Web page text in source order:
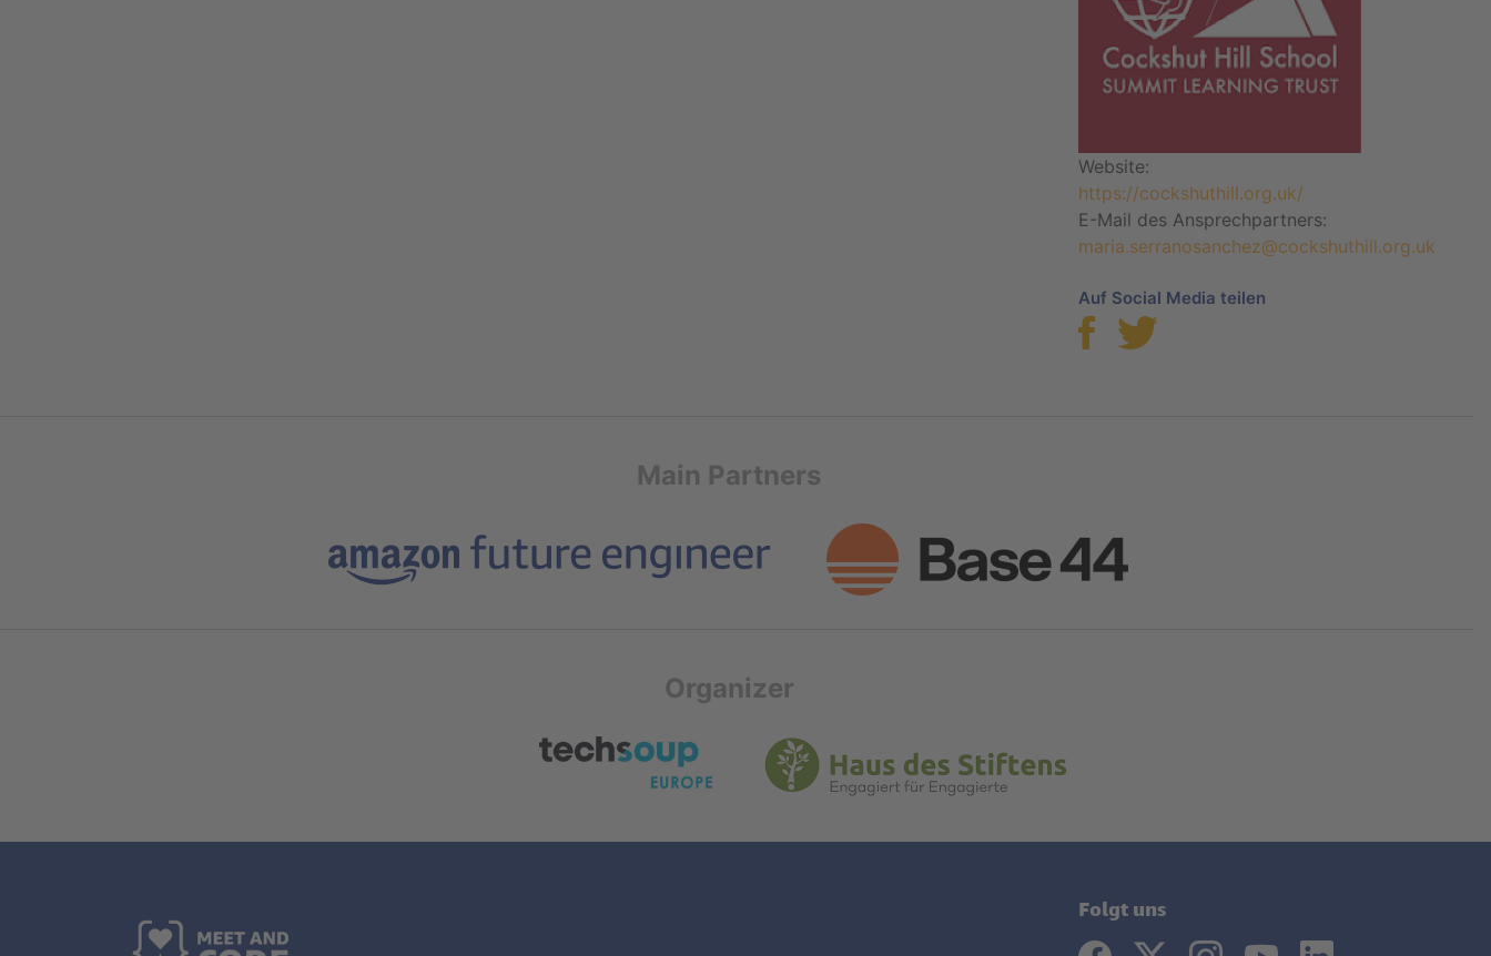
Website:
https://cockshuthill.org.uk/
E-Mail des Ansprechpartners:
maria.serranosanchez@cockshuthill.org.uk
Auf Social Media teilen
Main Partners
Organizer
Folgt uns